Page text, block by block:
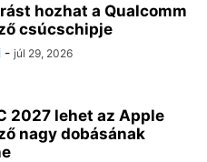
hozhat a Qualcomm
csúcschipje
- júl 29, 2026
2027 lehet az Apple
nagy dobásának